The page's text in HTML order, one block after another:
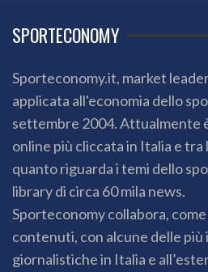
SPORTECONOMY
Sporteconomy.it, market
applicata all'economia dello
settembre 2004. Attualmente
online più cliccata in Italia e
quanto riguarda i temi dello
library di circa 60 mila news.
Sporteconomy collabora,
contenuti, con alcune delle
giornalistiche in Italia e